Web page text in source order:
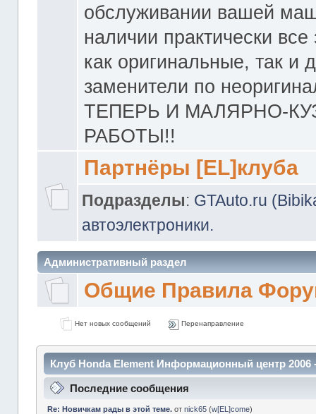
обслуживании вашей
наличии практически все
как оригинальные, так и
заменители по
ТЕПЕРЬ И МАЛЯРНО-
РАБОТЫ!!
Партнёры [EL]клуба
Подразделы: GTAuto.ru
автоэлектроники.
Административный раздел
Общие Правила
Нет новых сообщений Перенаправление
Клуб Honda Element Информационный центр
Последние сообщения
Re: Новичкам рады в этой теме. отnick65 (w[EL]come)